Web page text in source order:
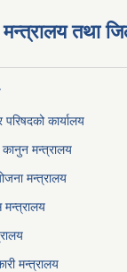
तथा
परिषदको कार्यालय
कानुन मन्त्रालय
मन्त्रालय
मन्त्रालय
मन्त्रालय